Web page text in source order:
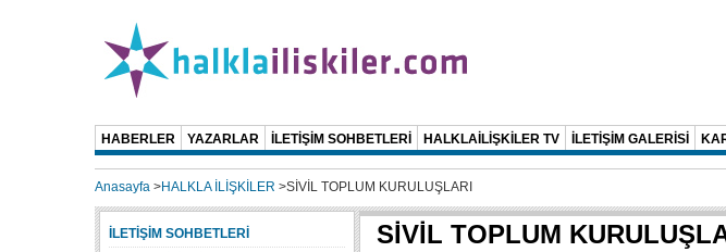
HABERLER YAZARLAR İLETİŞİM SOHBETLERİ HALKLAİLİŞKİLER TV İLETİŞİM GALERİSİ
Anasayfa >HALKLA İLİŞKİLER >SİVİL TOPLUM KURULUŞLARI
SİVİL TOPLUM
İLETİŞİM SOHBETLERİ